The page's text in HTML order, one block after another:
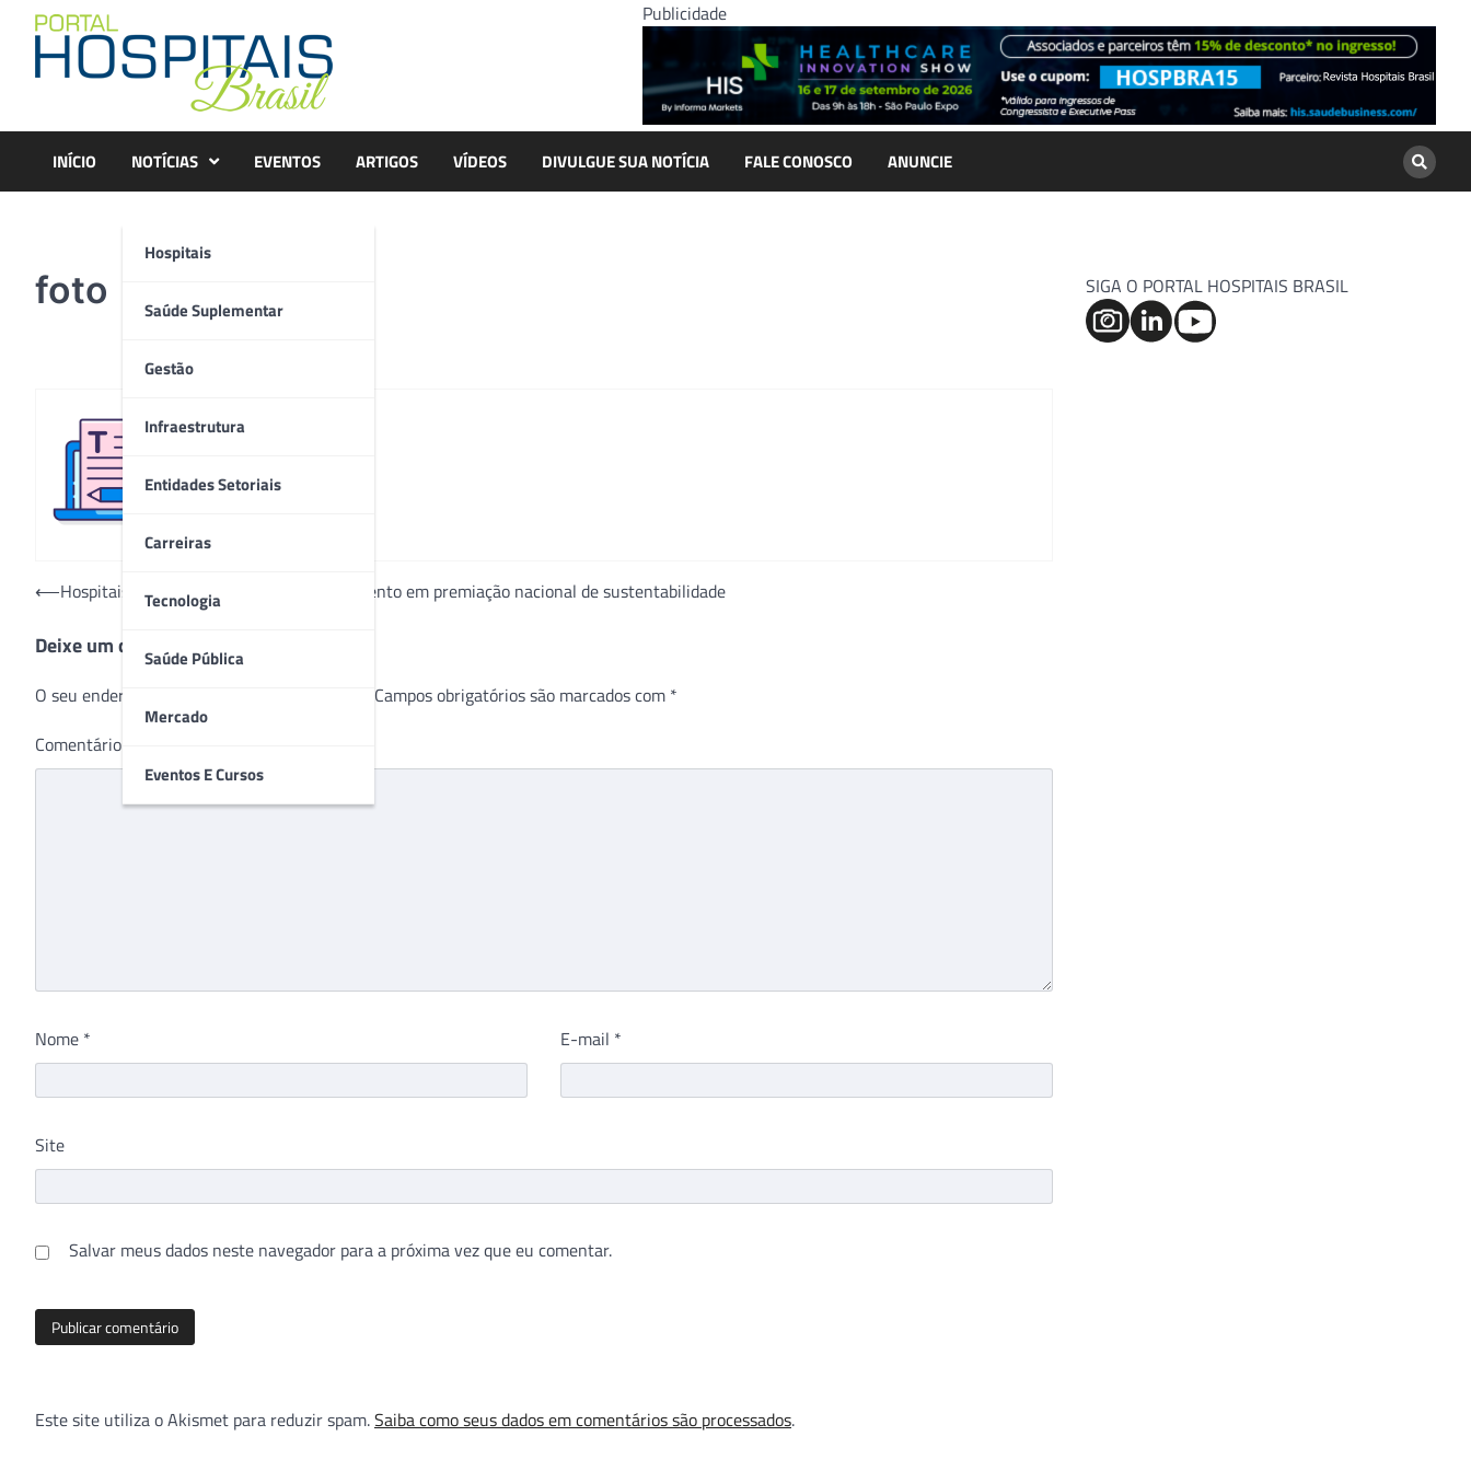
content
Publicidade
INÍCIO NOTÍCIAS
Hospitais
Saúde Suplementar
Gestão
Infraestrutura
Entidades Setoriais
Carreiras
Tecnologia
Saúde Pública
Mercado
Eventos E Cursos
EVENTOS ARTIGOS VÍDEOS DIVULGUE SUA NOTÍCIA FALE CONOSCO ANUNCIE
foto
Navegação
Post
⟵Hospitais paraenses recebem reconhecimento em premiação nacional de sustentabilidade
Deixe um comentário
O seu endereço de e-mail não será publicado. Campos obrigatórios são marcados com *
Comentário
Nome * E-mail *
Site
Salvar meus dados neste navegador para a próxima vez que eu comentar.
Este site utiliza o Akismet para reduzir spam.Saiba como seus dados em comentários são processados.
SIGA O PORTAL HOSPITAIS BRASIL